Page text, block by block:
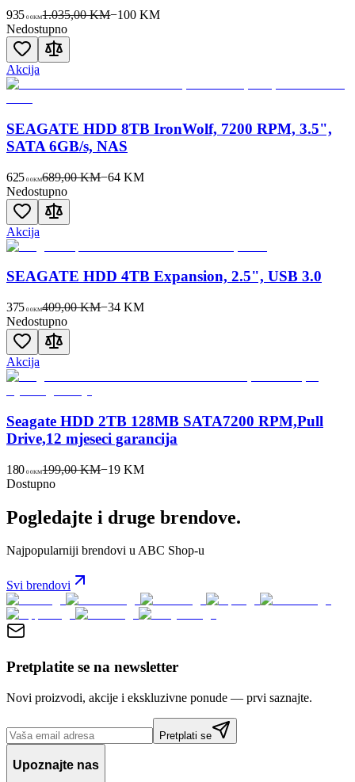
935 00KM1.035,00 KM−100 KM
Nedostupno
Akcija
SEAGATE HDD 8TB IronWolf, 7200 RPM, 3.5",
SATA 6GB/s, NAS
625 00KM689,00 KM−64 KM
Nedostupno
Akcija
SEAGATE HDD 4TB Expansion, 2.5", USB 3.0
375 00KM409,00 KM−34 KM
Nedostupno
Akcija
Seagate HDD 2TB 128MB SATA7200 RPM,Pull
Drive,12 mjeseci garancija
180 00KM199,00 KM−19 KM
Dostupno
Pogledajte i druge brendove.
Najpopularniji brendovi u ABC Shop-u
Svi brendovi
Pretplatite se na newsletter
Novi proizvodi, akcije i ekskluzivne ponude — prvi saznajte.
Pretplati se
Upoznajte nas